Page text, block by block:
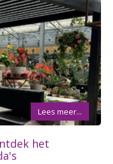
het
Lees meer...